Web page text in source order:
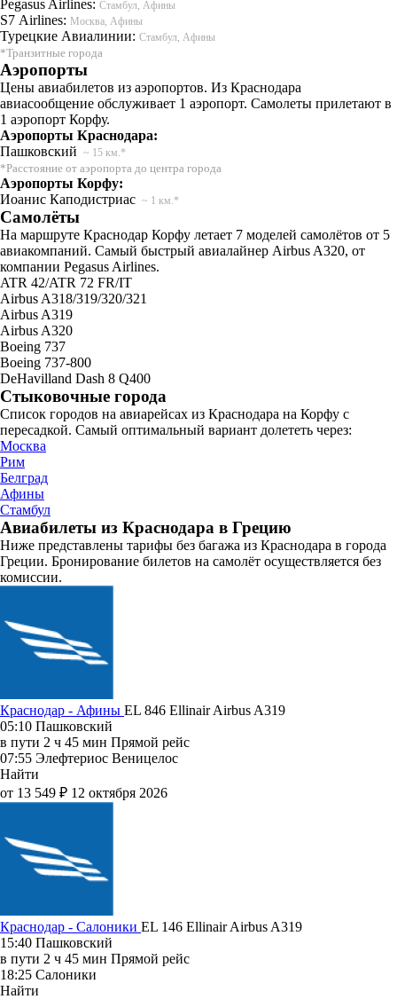
Pegasus Airlines: Стамбул, Афины
S7 Airlines: Москва, Афины
Турецкие Авиалинии: Стамбул, Афины
*Транзитные города
Аэропорты
Цены авиабилетов из аэропортов. Из Краснодара
авиасообщение обслуживает 1 аэропорт. Самолеты прилетают в
1 аэропорт Корфу.
Аэропорты Краснодара:
Пашковский ~ 15 км.*
*Расстояние от аэропорта до центра города
Аэропорты Корфу:
Иоанис Каподистриас ~ 1 км.*
Самолёты
На маршруте Краснодар Корфу летает 7 моделей самолётов от 5
авиакомпаний. Самый быстрый авиалайнер Airbus A320, от
компании Pegasus Airlines.
ATR 42/ATR 72 FR/IT
Airbus A318/319/320/321
Airbus A319
Airbus A320
Boeing 737
Boeing 737-800
DeHavilland Dash 8 Q400
Стыковочные города
Список городов на авиарейсах из Краснодара на Корфу с
пересадкой. Самый оптимальный вариант долететь через:
Москва
Рим
Белград
Афины
Стамбул
Авиабилеты из Краснодара в Грецию
Ниже представлены тарифы без багажа из Краснодара в города
Греции. Бронирование билетов на самолёт осуществляется без
комиссии.
Краснодар - Афины EL 846 EllinairAirbus A319
05:10 Пашковский
в пути 2 ч 45 мин Прямой рейс
07:55 Элефтериос Веницелос
Найти
от 13 549 ₽ 12 октября 2026
Краснодар - Салоники EL 146 EllinairAirbus A319
15:40 Пашковский
в пути 2 ч 45 мин Прямой рейс
18:25 Салоники
Найти